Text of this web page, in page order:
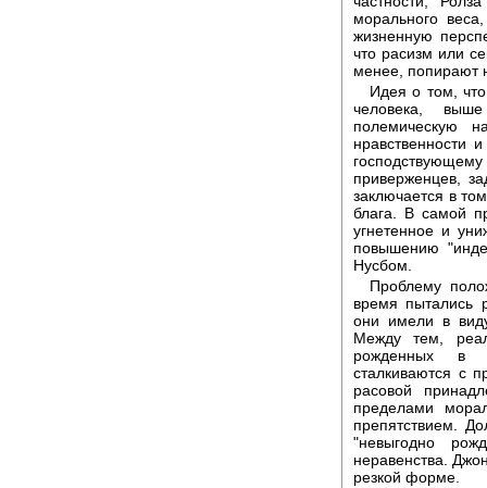
морального
жизненную
что расизм или
менее, попирают
Идея о том,
человека,
полемическую
нравственности
приверженцев,
заключается в
блага. В самой
угнетенное и
повышению
Нусбом.
Проблему
время пытались
они имели в
Между тем,
рожденных в
сталкиваются с
расовой
пределами
препятствием.
"невыгодно
неравенства.
резкой форме.